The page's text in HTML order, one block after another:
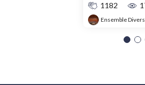
1182
Ensemble